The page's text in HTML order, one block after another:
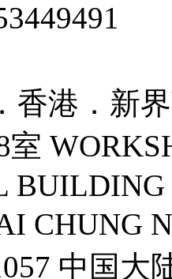
香港．新
BUILDING
中国大